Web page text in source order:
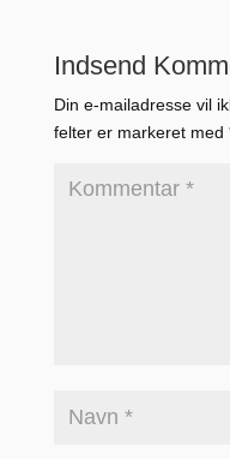
Indsend
Din e-mailadresse vil
felter er markeret med